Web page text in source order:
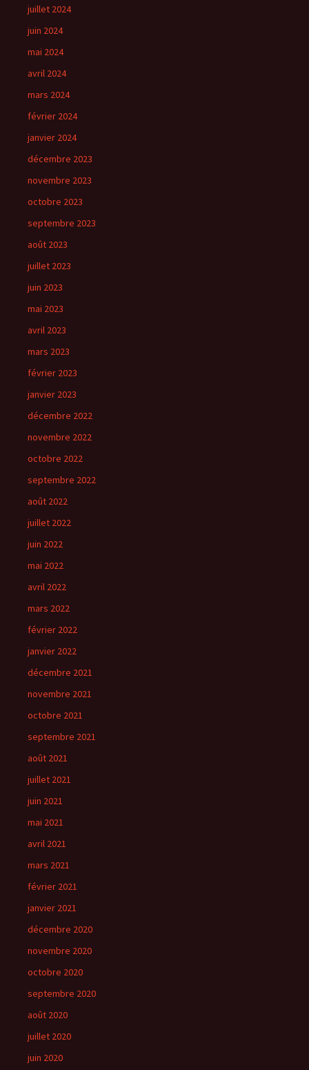
juillet 2024
juin 2024
mai 2024
avril 2024
mars 2024
février 2024
janvier 2024
décembre 2023
novembre 2023
octobre 2023
septembre 2023
août 2023
juillet 2023
juin 2023
mai 2023
avril 2023
mars 2023
février 2023
janvier 2023
décembre 2022
novembre 2022
octobre 2022
septembre 2022
août 2022
juillet 2022
juin 2022
mai 2022
avril 2022
mars 2022
février 2022
janvier 2022
décembre 2021
novembre 2021
octobre 2021
septembre 2021
août 2021
juillet 2021
juin 2021
mai 2021
avril 2021
mars 2021
février 2021
janvier 2021
décembre 2020
novembre 2020
octobre 2020
septembre 2020
août 2020
juillet 2020
juin 2020